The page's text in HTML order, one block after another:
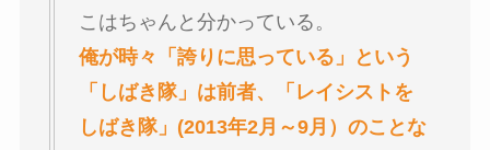
こはちゃんと分かっている。
俺が時々「誇りに思っている」という
「しばき隊」は前者、「レイシストを
しばき隊」(2013年2月～9月）のことな